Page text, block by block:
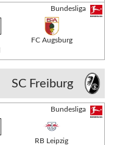
Bundesliga
FC Augsburg
SC Freiburg
Bundesliga
RB Leipzig